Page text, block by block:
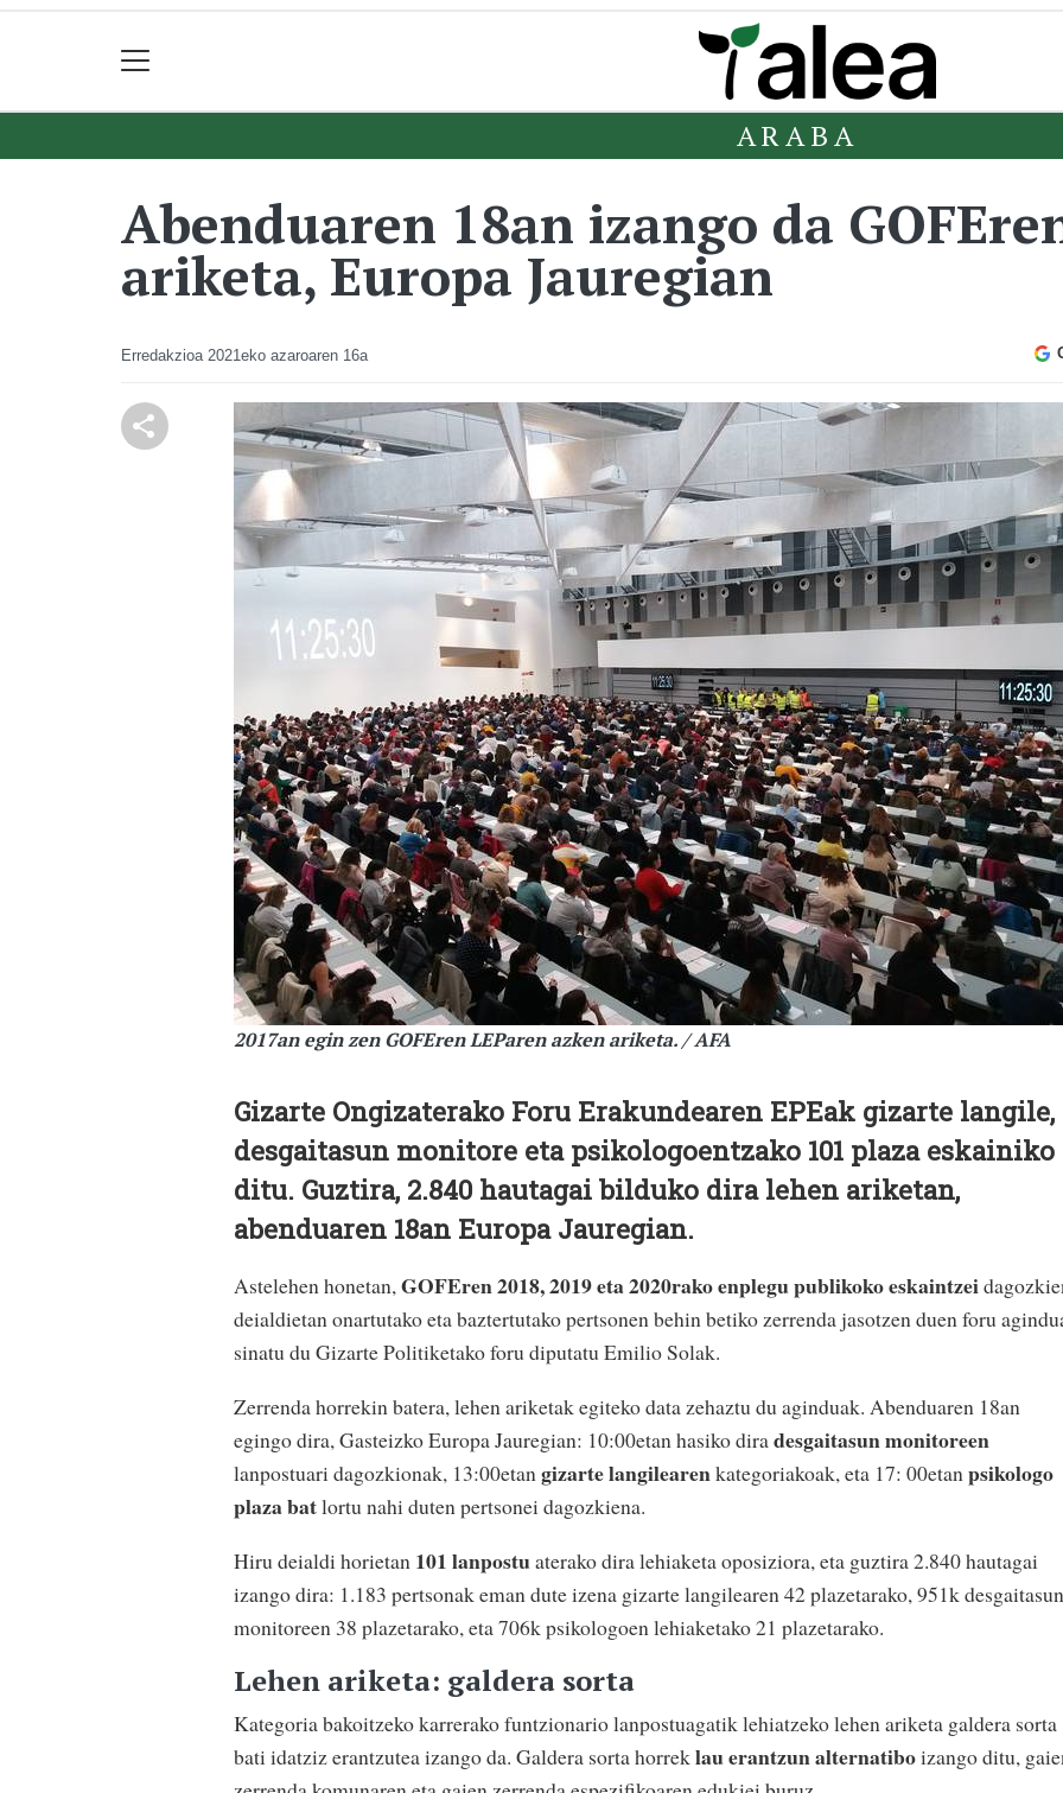
ARABA
Abenduaren 18an izango da
ariketa, Europa Jauregian
Erredakzioa 2021eko azaroaren 16a
2017an egin zen GOFEren LEParen azken ariketa. / AFA
Gizarte Ongizaterako Foru Erakundearen EPEak gizarte langile,
desgaitasun monitore eta psikologoentzako 101 plaza eskainiko
ditu. Guztira, 2.840 hautagai bilduko dira lehen ariketan,
abenduaren 18an Europa Jauregian.
Astelehen honetan,GOFEren 2018, 2019 eta 2020rako enplegu publikoko eskaintzei
deialdietan onartutako eta baztertutako pertsonen behin betiko zerrenda jasotzen duen foru
sinatu du Gizarte Politiketako foru diputatu Emilio Solak.
Zerrenda horrekin batera, lehen ariketak egiteko data zehaztu du aginduak. Abenduaren 18an
egingo dira, Gasteizko Europa Jauregian: 10:00etan hasiko diradesgaitasun monitoreen
lanpostuari dagozkionak, 13:00etangizarte langilearenkategoriakoak, eta 17: 00etanpsikologo
plaza batlortu nahi duten pertsonei dagozkiena.
Hiru deialdi horietan 101 lanpostuaterako dira lehiaketa oposiziora, eta guztira 2.840 hautagai
izango dira: 1.183 pertsonak eman dute izena gizarte langilearen 42 plazetarako, 951k desgaitasun
monitoreen 38 plazetarako, eta 706k psikologoen lehiaketako 21 plazetarako.
Lehen ariketa: galdera sorta
Kategoria bakoitzeko karrerako funtzionario lanpostuagatik lehiatzeko lehen ariketa galdera sorta
bati idatziz erantzutea izango da. Galdera sorta horreklau erantzun alternatiboizango ditu,